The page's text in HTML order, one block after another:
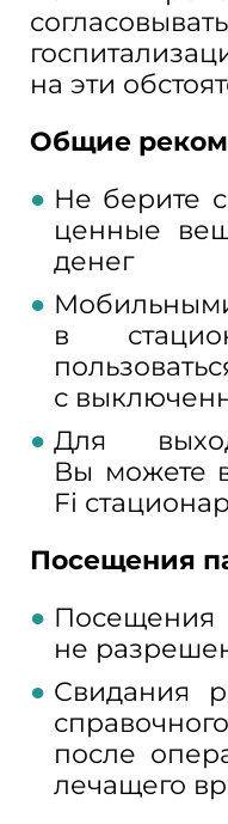
на эти
Общие
Не берите с
ценные
денег
в
с
Для
Вы можете
Fi
Посещения
Посещения
не
Свидания
после
лечащего